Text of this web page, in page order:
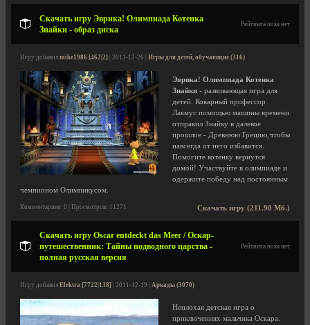
Скачать игру Эврика! Олимпиада Котенка
Знайки - образ диска
Рейтинга пока нет
Игру добавил mike1986 [462|2] | 2011-12-26 | Игры для детей, обучающие (316)
Эврика! Олимпиада Котенка
Знайки - развивающая игра для
детей. Коварный профессор
Лакмус помощью машины времени
отправил Знайку в далекое
прошлое - Древнюю Грецию,чтобы
навсегда от него избавится.
Помогите котенку вернутся
домой! Участвуйте в олимпиаде и
одержите победу над постоянным
чемпионом Олимпикусом.
Скачать игру (211.90 Мб.)
Комментариев: 0 | Просмотров: 11271
Скачать игру Oscar entdeckt das Meer / Оскар-
путешественник: Тайны подводного царства -
полная русская версия
Рейтинга пока нет
Игру добавил Elektra [7722|138] | 2011-12-19 | Аркады (3070)
Неплохая детская игра о
приключениях мальчика Оскара.